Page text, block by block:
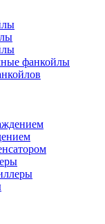
фанкойлы